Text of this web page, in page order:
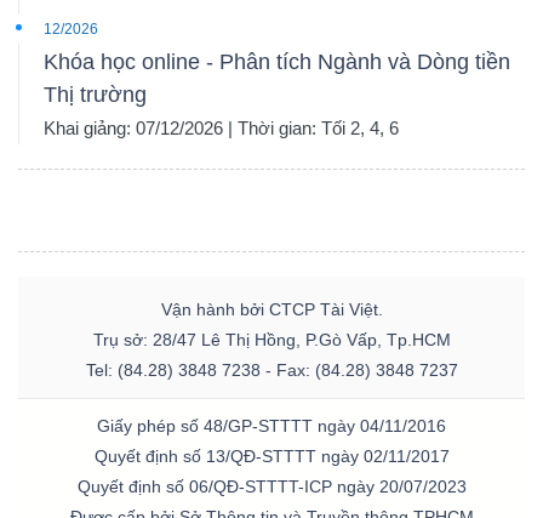
12/2026
Khóa học online - Phân tích Ngành và Dòng tiền
Thị trường
Khai giảng: 07/12/2026 | Thời gian: Tối 2, 4, 6
Vận hành bởi CTCP Tài Việt.
Trụ sở: 28/47 Lê Thị Hồng, P.Gò Vấp, Tp.HCM
Tel: (84.28) 3848 7238 - Fax: (84.28) 3848 7237
Giấy phép số 48/GP-STTTT ngày 04/11/2016
Quyết định số 13/QĐ-STTTT ngày 02/11/2017
Quyết định số 06/QĐ-STTTT-ICP ngày 20/07/2023